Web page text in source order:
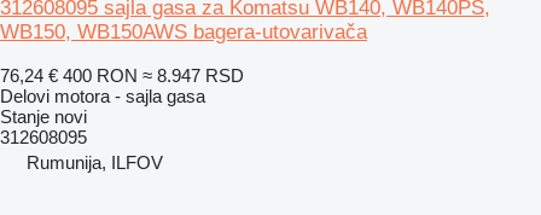
312608095 sajla gasa za Komatsu WB140, WB140PS,
WB150, WB150AWS bagera-utovarivača
76,24 € 400 RON ≈ 8.947 RSD
Delovi motora - sajla gasa
Stanje novi
312608095
Rumunija, ILFOV